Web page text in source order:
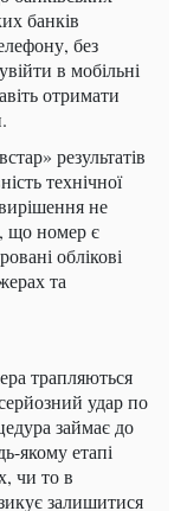
банків
без
в мобільні
отримати
результатів
технічної
не
що номер є
облікові
та
трапляються
удар по
займає до
якому етапі
чи то в
залишитися